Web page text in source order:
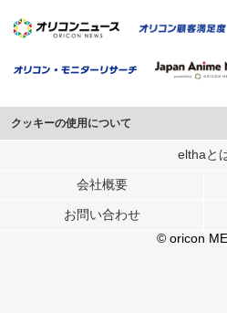
クッキーの使用について
このサイトでは Cookie を使用して、ユー
行っています。
メディアや広告配信、データ解析の各パー
ユーザーが各パートナーのサービスを使用
elthaと
会社概要
お問い合わせ
© oricon